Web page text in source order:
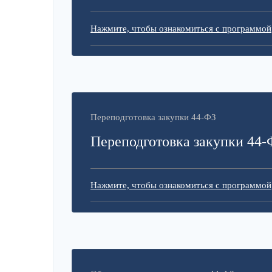
Нажмите, чтобы ознакомиться с программой
Переподготовка закупки 44-ФЗ
Переподготовка закупки
Нажмите, чтобы ознакомиться с программой